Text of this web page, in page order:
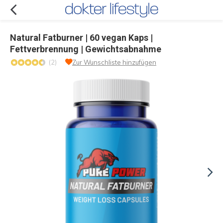
Natural Fatburner | 60 vegan Kaps |
Fettverbrennung | Gewichtsabnahme
(2) Zur Wunschliste hinzufügen